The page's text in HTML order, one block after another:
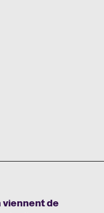
viennent de